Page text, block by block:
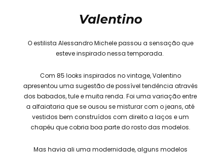
Valentino
O estilista Alessandro Michele passou a sensação que
esteve inspirado nessa temporada.
Com 85 looks inspirados no vintage, Valentino
apresentou uma sugestão de possível tendência através
dos babados, tule e muita renda. Foi uma variação entre
a alfaiataria que se ousou se misturar com o jeans, até
vestidos bem construídos com direito a laços e um
chapéu que cobria boa parte do rosto das modelos.
Mas havia ali uma modernidade, alguns modelos